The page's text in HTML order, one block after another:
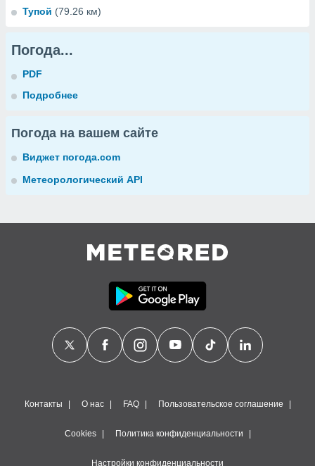
Тупой (79.26 км)
Погода...
PDF
Подробнее
Погода на вашем сайте
Виджет погода.com
Метеорологический API
Контакты О нас FAQ Пользовательское соглашение
Cookies Политика конфиденциальности
Настройки конфиденциальности